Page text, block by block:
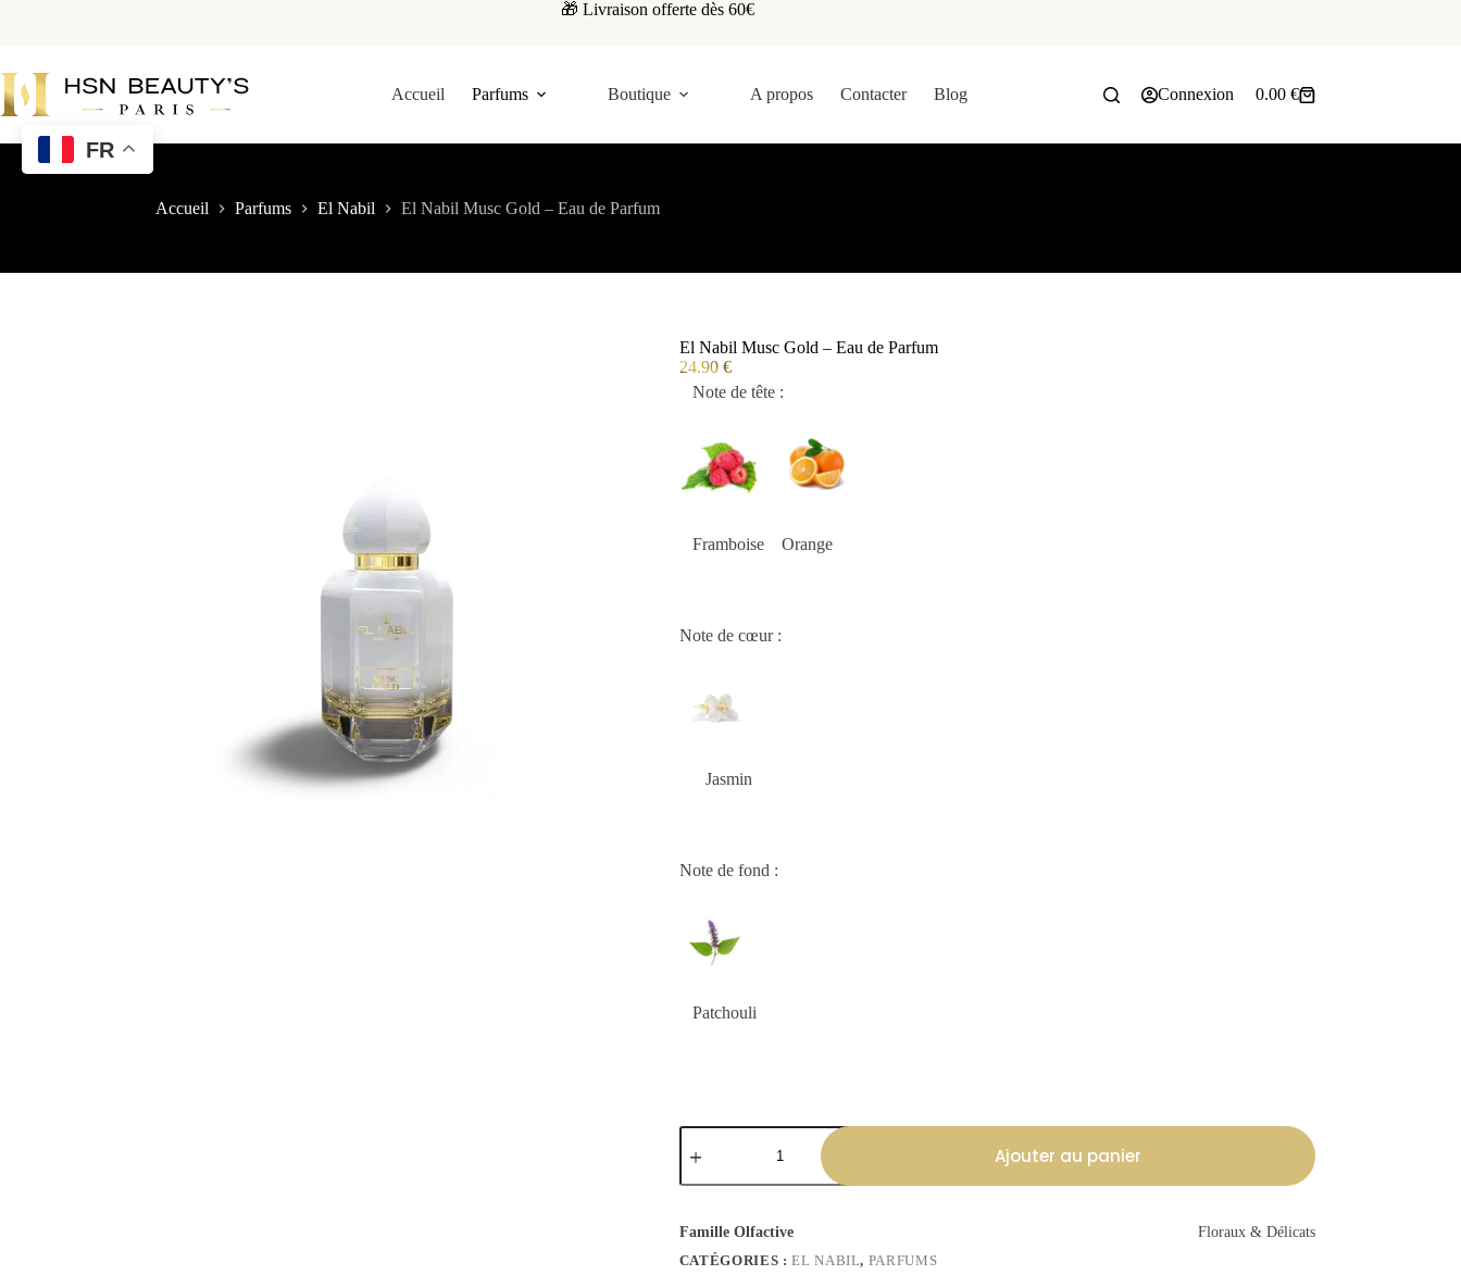
🎁 Livraison offerte dès 60€
Accueil Parfums Boutique A propos Contacter Blog Connexion 0.00 €
Accueil Parfums El Nabil El Nabil Musc Gold – Eau de Parfum
El Nabil Musc Gold – Eau de Parfum
24.90 €
Note de tête :
Framboise Orange
Note de cœur :
Jasmin
Note de fond :
Patchouli
Ajouter au panier
Famille Olfactive
Floraux & Délicats
CATÉGORIES :EL NABIL, PARFUMS
FR